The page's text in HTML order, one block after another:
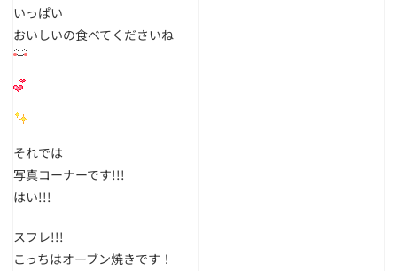
いっぱい
おいしいの食べてくださいね
それでは
写真コーナーです!!!
はい!!!
スフレ!!!
こっちはオーブン焼きです！